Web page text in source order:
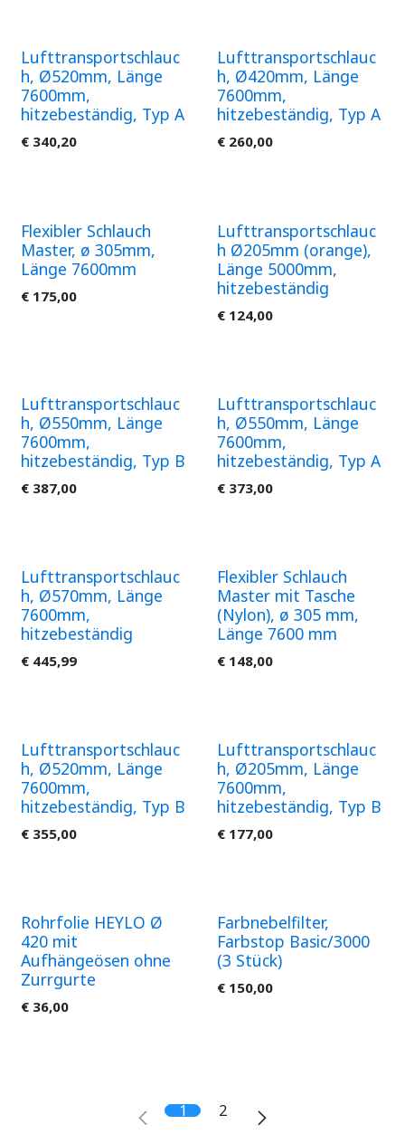
Lufttransportschlauc
h, Ø520mm, Länge
7600mm,
hitzebeständig, Typ A
€ 340,20
Lufttransportschlauc
h, Ø420mm, Länge
7600mm,
hitzebeständig, Typ A
€ 260,00
Flexibler Schlauch
Master, ø 305mm,
Länge 7600mm
€ 175,00
Lufttransportschlauc
h Ø205mm (orange),
Länge 5000mm,
hitzebeständig
€ 124,00
Lufttransportschlauc
h, Ø550mm, Länge
7600mm,
hitzebeständig, Typ B
€ 387,00
Lufttransportschlauc
h, Ø550mm, Länge
7600mm,
hitzebeständig, Typ A
€ 373,00
Lufttransportschlauc
h, Ø570mm, Länge
7600mm,
hitzebeständig
€ 445,99
Flexibler Schlauch
Master mit Tasche
(Nylon), ø 305 mm,
Länge 7600 mm
€ 148,00
Lufttransportschlauc
h, Ø520mm, Länge
7600mm,
hitzebeständig, Typ B
€ 355,00
Lufttransportschlauc
h, Ø205mm, Länge
7600mm,
hitzebeständig, Typ B
€ 177,00
Rohrfolie HEYLO Ø
420 mit
Aufhängeösen ohne
Zurrgurte
€ 36,00
Farbnebelfilter,
Farbstop Basic/3000
(3 Stück)
€ 150,00
1 2